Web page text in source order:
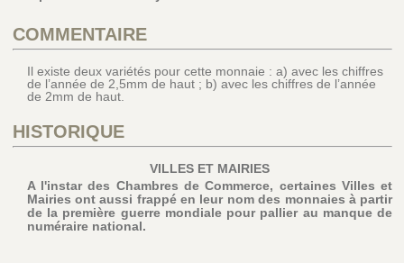
COMMENTAIRE
Il existe deux variétés pour cette monnaie : a) avec les chiffres
de l’année de 2,5mm de haut ; b) avec les chiffres de l’année
de 2mm de haut.
HISTORIQUE
VILLES ET MAIRIES
A l'instar des Chambres de Commerce, certaines Villes et
Mairies ont aussi frappé en leur nom des monnaies à partir
de la première guerre mondiale pour pallier au manque de
numéraire national.